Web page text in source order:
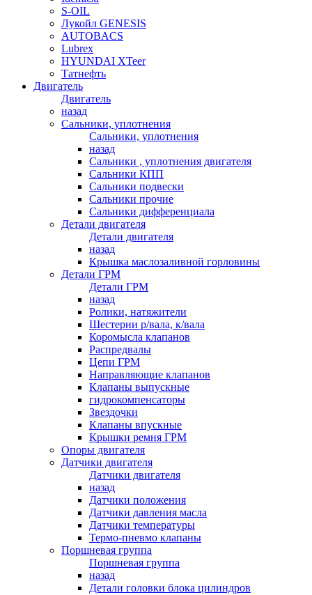
S-OIL
Лукойл GENESIS
AUTOBACS
Lubrex
HYUNDAI XTeer
Татнефть
Двигатель
Двигатель
назад
Сальники, уплотнения
Сальники, уплотнения
назад
Сальники , уплотнения двигателя
Сальники КПП
Сальники подвески
Сальники прочие
Сальники дифференциала
Детали двигателя
Детали двигателя
назад
Крышка маслозаливной горловины
Детали ГРМ
Детали ГРМ
назад
Ролики, натяжители
Шестерни р/вала, к/вала
Коромысла клапанов
Распредвалы
Цепи ГРМ
Направляющие клапанов
Клапаны выпускные
гидрокомпенсаторы
Звездочки
Клапаны впускные
Крышки ремня ГРМ
Опоры двигателя
Датчики двигателя
Датчики двигателя
назад
Датчики положения
Датчики давления масла
Датчики температуры
Термо-пневмо клапаны
Поршневая группа
Поршневая группа
назад
Детали головки блока цилиндров